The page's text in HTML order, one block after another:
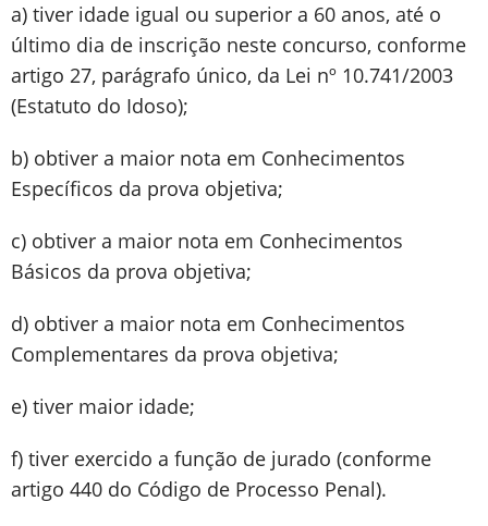
a) tiver idade igual ou superior a 60 anos, até o
último dia de inscrição neste concurso, conforme
artigo 27, parágrafo único, da Lei nº 10.741/2003
(Estatuto do Idoso);
b) obtiver a maior nota em Conhecimentos
Específicos da prova objetiva;
c) obtiver a maior nota em Conhecimentos
Básicos da prova objetiva;
d) obtiver a maior nota em Conhecimentos
Complementares da prova objetiva;
e) tiver maior idade;
f) tiver exercido a função de jurado (conforme
artigo 440 do Código de Processo Penal).